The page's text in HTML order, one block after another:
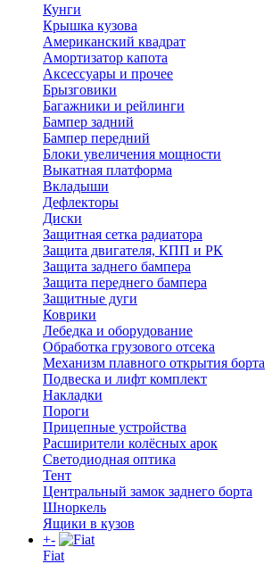
Кунги
Крышка кузова
Американский квадрат
Амортизатор капота
Аксессуары и прочее
Брызговики
Багажники и рейлинги
Бампер задний
Бампер передний
Блоки увеличения мощности
Выкатная платформа
Вкладыши
Дефлекторы
Диски
Защитная сетка радиатора
Защита двигателя, КПП и РК
Защита заднего бампера
Защита переднего бампера
Защитные дуги
Коврики
Лебедка и оборудование
Обработка грузового отсека
Механизм плавного открытия борта
Подвеска и лифт комплект
Накладки
Пороги
Прицепные устройства
Расширители колёсных арок
Светодиодная оптика
Тент
Центральный замок заднего борта
Шноркель
Ящики в кузов
+-
Fiat